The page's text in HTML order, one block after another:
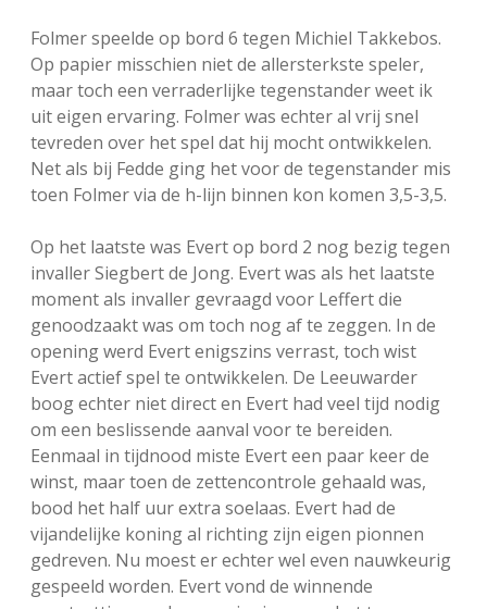
Folmer speelde op bord 6 tegen Michiel Takkebos.
Op papier misschien niet de allersterkste speler,
maar toch een verraderlijke tegenstander weet ik
uit eigen ervaring. Folmer was echter al vrij snel
tevreden over het spel dat hij mocht ontwikkelen.
Net als bij Fedde ging het voor de tegenstander mis
toen Folmer via de h-lijn binnen kon komen 3,5-3,5.
Op het laatste was Evert op bord 2 nog bezig tegen
invaller Siegbert de Jong. Evert was als het laatste
moment als invaller gevraagd voor Leffert die
genoodzaakt was om toch nog af te zeggen. In de
opening werd Evert enigszins verrast, toch wist
Evert actief spel te ontwikkelen. De Leeuwarder
boog echter niet direct en Evert had veel tijd nodig
om een beslissende aanval voor te bereiden.
Eenmaal in tijdnood miste Evert een paar keer de
winst, maar toen de zettencontrole gehaald was,
bood het half uur extra soelaas. Evert had de
vijandelijke koning al richting zijn eigen pionnen
gedreven. Nu moest er echter wel even nauwkeurig
gespeeld worden. Evert vond de winnende